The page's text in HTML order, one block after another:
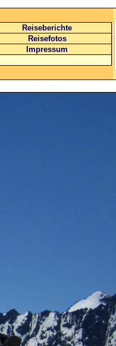
Reiseberichte
Reisefotos
Impressum